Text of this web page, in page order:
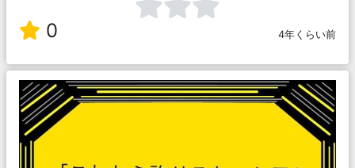
0 4年くらい前